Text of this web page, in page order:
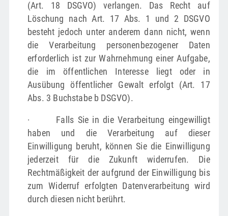
(Art. 18 DSGVO) verlangen. Das Recht auf
Löschung nach Art. 17 Abs. 1 und 2 DSGVO
besteht jedoch unter anderem dann nicht, wenn
die Verarbeitung personenbezogener Daten
erforderlich ist zur Wahrnehmung einer Aufgabe,
die im öffentlichen Interesse liegt oder in
Ausübung öffentlicher Gewalt erfolgt (Art. 17
Abs. 3 Buchstabe b DSGVO).
· Falls Sie in die Verarbeitung eingewilligt
haben und die Verarbeitung auf dieser
Einwilligung beruht, können Sie die Einwilligung
jederzeit für die Zukunft widerrufen. Die
Rechtmäßigkeit der aufgrund der Einwilligung bis
zum Widerruf erfolgten Datenverarbeitung wird
durch diesen nicht berührt.